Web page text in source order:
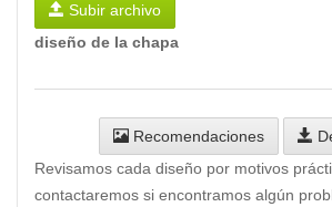
Subir archivo
diseño de la chapa
Recomendaciones
Revisamos cada diseño por motivos
contactaremos si encontramos algún